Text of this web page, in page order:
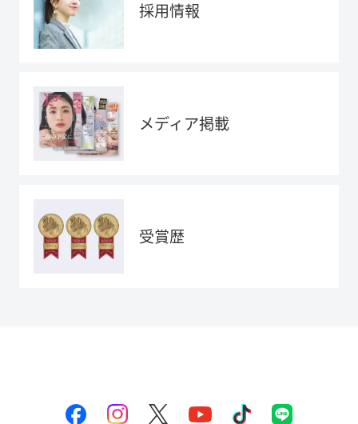
採用情報
メディア掲載
受賞歴